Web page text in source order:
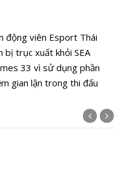
động viên Esport Thái
bị trục xuất khỏi SEA
33 vì sử dụng phần
gian lận trong thi đấu